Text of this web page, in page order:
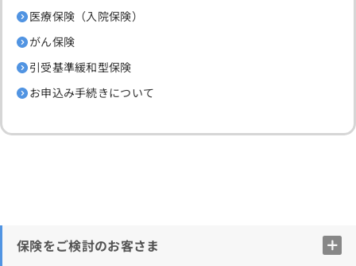
医療保険（入院保険）
がん保険
引受基準緩和型保険
お申込み手続きについて
保険をご検討のお客さま